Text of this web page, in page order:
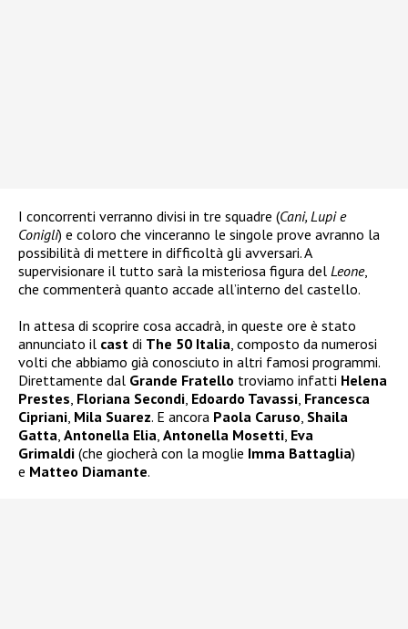
I concorrenti verranno divisi in tre squadre (Cani, Lupi e
Conigli) e coloro che vinceranno le singole prove avranno la
possibilità di mettere in difficoltà gli avversari. A
supervisionare il tutto sarà la misteriosa figura del Leone,
che commenterà quanto accade all’interno del castello.
In attesa di scoprire cosa accadrà, in queste ore è stato
annunciato il cast di The 50 Italia , composto da numerosi
volti che abbiamo già conosciuto in altri famosi programmi.
Direttamente dal Grande Fratello troviamo infatti Helena
Prestes Floriana Secondi Edoardo Tavassi Francesca
Cipriani Mila Suarez. E ancora Paola Caruso Shaila
Gatta Antonella Elia Antonella Mosetti Eva
Grimaldi (che giocherà con la moglie Imma Battaglia)
e Matteo Diamante.